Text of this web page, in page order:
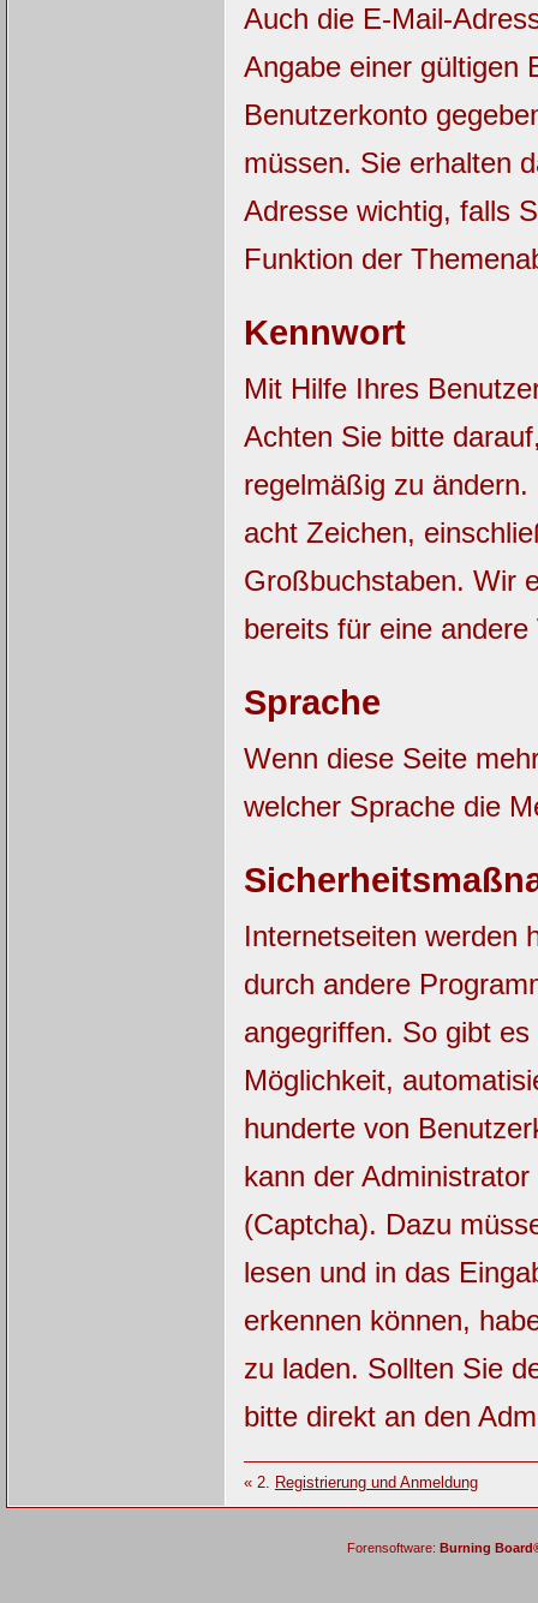
Auch die E-Mail-
Angabe einer gültigen
Benutzerkonto
müssen. Sie erhalten
Adresse wichtig, falls
Funktion der
Kennwort
Mit Hilfe Ihres
Achten Sie bitte
regelmäßig zu
acht Zeichen,
Großbuchstaben. Wir
bereits für eine
Sprache
Wenn diese Seite
welcher Sprache die
Internetseiten werden
durch andere
angegriffen. So gibt es
Möglichkeit,
hunderte von
kann der
(Captcha). Dazu
lesen und in das
erkennen können,
zu laden. Sollten Sie
bitte direkt an den
« 2. Registrierung und Anmeldung
Forensoftware: Burning